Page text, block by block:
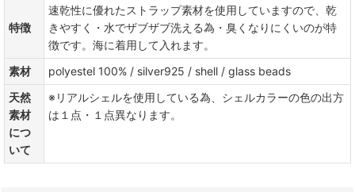
特徴
速乾性に優れたストラップ素材を使用していますので、乾
きやすく・水でザブザブ洗える為・臭くなりにくいのが特
徴です。海に着用して入れます。
素材
polyestel 100% / silver925 / shell / glass beads
天然
素材
につ
いて
※リアルシェルを使用している為、シェルカラーの色の出方
は１点・１点異なります。